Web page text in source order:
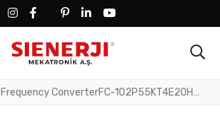
FACEBOOK SOCIAL LINK
FACEBOOK SOCIAL LINK
TWITTER SOCIAL LINK
PINTEREST SOCIAL LINK
LINKEDIN SOCIAL LINK
YOUTUBE SOCIAL LINK
Frequency ConverterFC-102P55KT4E20H2TGCXXXSXXXXAXBXCXXXXDXVLT® HVAC Drive FC-102(P55K) 55 KW / 75 HP, Three phase380 - 480 VAC, (E20) IP20 / ChassisRFI FilterSafe StopGraphical Loc. Cont. PanelCoated PCB, No Mains OptionLatest release std. SW.Frame: C3No C1 option, No D optionNo A Option, No B Optio